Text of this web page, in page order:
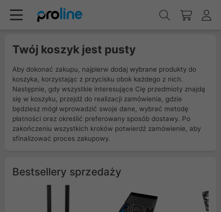
Twój koszyk jest pusty
Aby dokonać zakupu, najpierw dodaj wybrane produkty do
koszyka, korzystając z przycisku obok każdego z nich.
Następnie, gdy wszystkie interesujące Cię przedmioty znajdą
się w koszyku, przejdź do realizacji zamówienia, gdzie
będziesz mógł wprowadzić swoje dane, wybrać metodę
płatności oraz określić preferowany sposób dostawy. Po
zakończeniu wszystkich kroków potwierdź zamówienie, aby
sfinalizować proces zakupowy.
Bestsellery sprzedaży